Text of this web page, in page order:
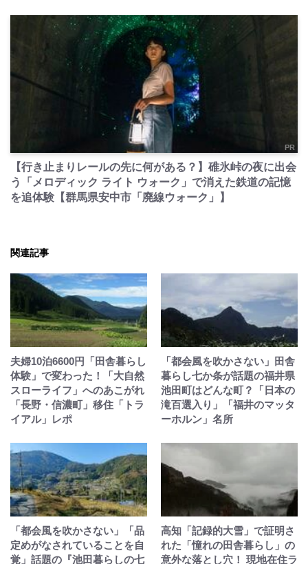
PR
【行き止まりレールの先に何がある？】碓氷峠の夜に出会
う「メロディック ライト ウォーク」で消えた鉄道の記憶
を追体験【群馬県安中市「廃線ウォーク」】
関連記事
夫婦10泊6600円「田舎暮らし
体験」で変わった！「大自然
スローライフ」へのあこがれ
「長野・信濃町」移住「トラ
イアル」レポ
「都会風を吹かさない」田舎
暮らし七か条が話題の福井県
池田町はどんな町？「日本の
滝百選入り」「福井のマッタ
ーホルン」名所
「都会風を吹かさない」「品
定めがなされていることを自
覚」話題の『池田暮らしの七
高知「記録的大雪」で証明さ
れた「憧れの田舎暮らし」の
意外な落とし穴！ 現地在住ラ